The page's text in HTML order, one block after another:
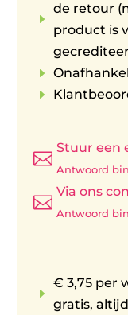
E
de retour
product is
E
E

Stuur een
Antwoord

Via ons
Antwoord
E
€ 3,75 per
gratis,